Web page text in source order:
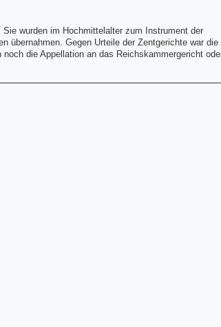
wurden im Hochmittelalter zum Instrument der
übernahmen. Gegen Urteile der Zentgerichte war die
die Appellation an das Reichskammergericht